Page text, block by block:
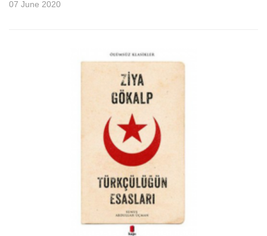
07 June 2020